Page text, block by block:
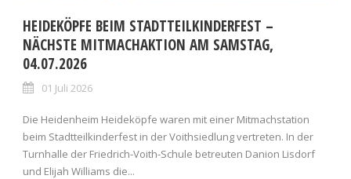
HEIDEKÖPFE BEIM STADTTEILKINDERFEST –
NÄCHSTE MITMACHAKTION AM SAMSTAG,
04.07.2026
01 Juli 2026
Die Heidenheim Heideköpfe waren mit einer Mitmachstation
beim Stadtteilkinderfest in der Voithsiedlung vertreten. In der
Turnhalle der Friedrich-Voith-Schule betreuten Danion Lisdorf
und Elijah Williams die...